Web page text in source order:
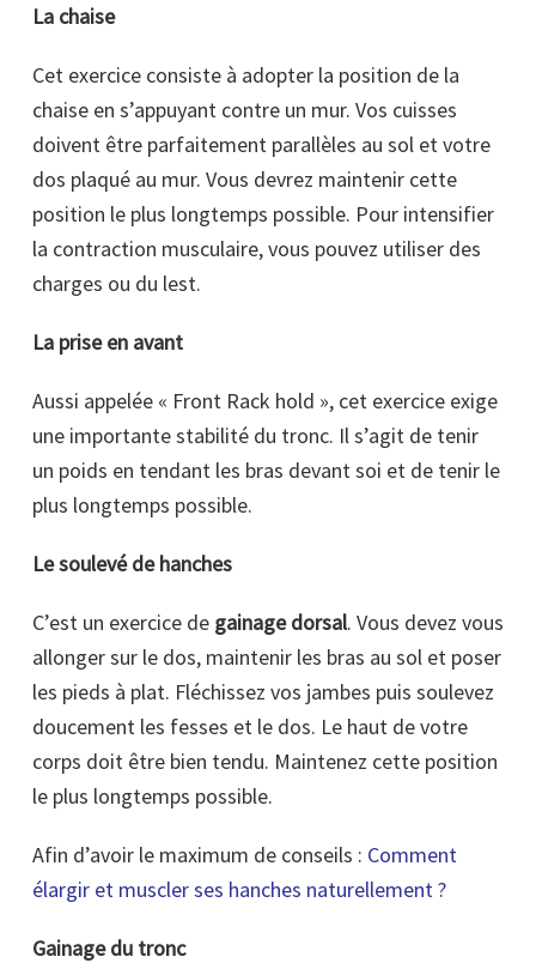
La chaise
Cet exercice consiste à adopter la position de la
chaise en s’appuyant contre un mur. Vos cuisses
doivent être parfaitement parallèles au sol et votre
dos plaqué au mur. Vous devrez maintenir cette
position le plus longtemps possible. Pour intensifier
la contraction musculaire, vous pouvez utiliser des
charges ou du lest.
La prise en avant
Aussi appelée « Front Rack hold », cet exercice exige
une importante stabilité du tronc. Il s’agit de tenir
un poids en tendant les bras devant soi et de tenir le
plus longtemps possible.
Le soulevé de hanches
C’est un exercice de gainage dorsal. Vous devez vous
allonger sur le dos, maintenir les bras au sol et poser
les pieds à plat. Fléchissez vos jambes puis soulevez
doucement les fesses et le dos. Le haut de votre
corps doit être bien tendu. Maintenez cette position
le plus longtemps possible.
Afin d’avoir le maximum de conseils : Comment
élargir et muscler ses hanches naturellement ?
Gainage du tronc